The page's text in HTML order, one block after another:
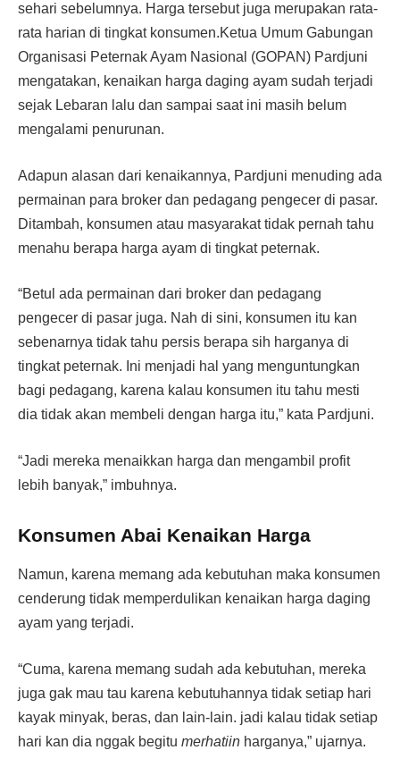
sehari sebelumnya. Harga tersebut juga merupakan rata-
rata harian di tingkat konsumen.Ketua Umum Gabungan
Organisasi Peternak Ayam Nasional (GOPAN) Pardjuni
mengatakan, kenaikan harga daging ayam sudah terjadi
sejak Lebaran lalu dan sampai saat ini masih belum
mengalami penurunan.
Adapun alasan dari kenaikannya, Pardjuni menuding ada
permainan para broker dan pedagang pengecer di pasar.
Ditambah, konsumen atau masyarakat tidak pernah tahu
menahu berapa harga ayam di tingkat peternak.
“Betul ada permainan dari broker dan pedagang
pengecer di pasar juga. Nah di sini, konsumen itu kan
sebenarnya tidak tahu persis berapa sih harganya di
tingkat peternak. Ini menjadi hal yang menguntungkan
bagi pedagang, karena kalau konsumen itu tahu mesti
dia tidak akan membeli dengan harga itu,” kata Pardjuni.
“Jadi mereka menaikkan harga dan mengambil profit
lebih banyak,” imbuhnya.
Konsumen Abai Kenaikan Harga
Namun, karena memang ada kebutuhan maka konsumen
cenderung tidak memperdulikan kenaikan harga daging
ayam yang terjadi.
“Cuma, karena memang sudah ada kebutuhan, mereka
juga gak mau tau karena kebutuhannya tidak setiap hari
kayak minyak, beras, dan lain-lain. jadi kalau tidak setiap
hari kan dia nggak begitu merhatiin harganya,” ujarnya.